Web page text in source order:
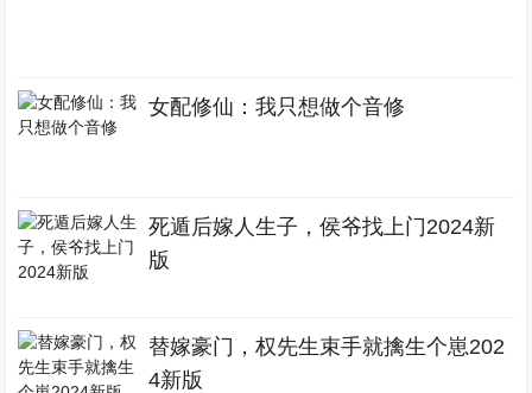
女配修仙：我只想做个音修
死遁后嫁人生子，侯爷找上门2024新
版
替嫁豪门，权先生束手就擒生个崽202
4新版